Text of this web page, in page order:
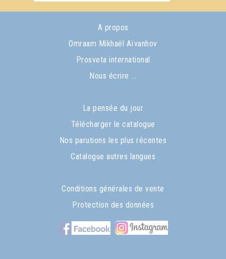
A propos
Omraam Mikhaël Aïvanhov
Prosveta international
Nous écrire ...
La pensée du jour
Télécharger le catalogue
Nos parutions les plus récentes
Catalogue autres langues
Conditions générales de vente
Protection des données